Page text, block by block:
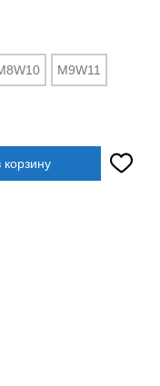
M9W11
корзину